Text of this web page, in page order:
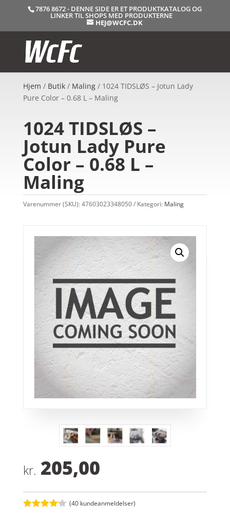
7876 8672 - DENNE SIDE ER ET PRODUKTKATALOG OG
LINKER TIL SHOPS MED PRODUKTERNE
HEJ@WCFC.DK
Hjem / Butik/ Maling/ 1024 TIDSLØS – Jotun Lady
Pure Color – 0.68 L – Maling
1024 TIDSLØS –
Jotun Lady Pure
Color – 0.68 L –
Maling
Varenummer (SKU):47603023348050 Kategori: Maling
kr. 205,00
(40 kundeanmeldelser)